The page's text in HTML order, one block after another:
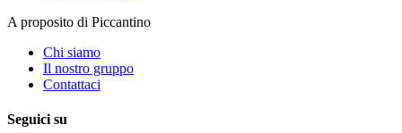
A proposito di Piccantino
Chi siamo
Il nostro gruppo
Contattaci
Seguici su